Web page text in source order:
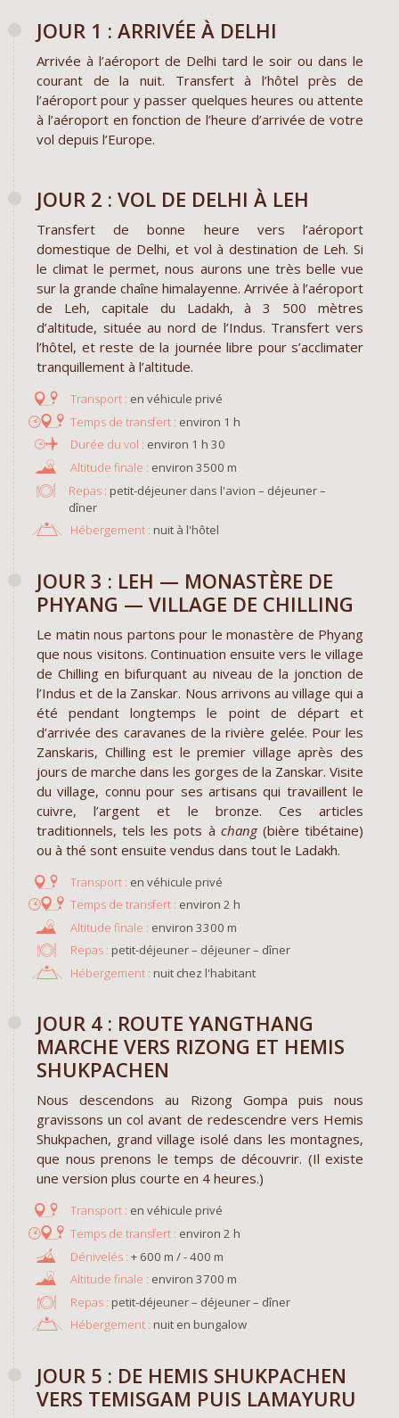
JOUR 1 : ARRIVÉE À DELHI
Arrivée à l’aéroport de Delhi tard le soir ou dans le
courant de la nuit. Transfert à l’hôtel près de
l’aéroport pour y passer quelques heures ou attente
à l’aéroport en fonction de l’heure d’arrivée de votre
vol depuis l’Europe.
JOUR 2 : VOL DE DELHI À LEH
Transfert de bonne heure vers l’aéroport
domestique de Delhi, et vol à destination de Leh. Si
le climat le permet, nous aurons une très belle vue
sur la grande chaîne himalayenne. Arrivée à l’aéroport
de Leh, capitale du Ladakh, à 3 500 mètres
d’altitude, située au nord de l’Indus. Transfert vers
l’hôtel, et reste de la journée libre pour s’acclimater
tranquillement à l’altitude.
en véhicule privé
environ 1 h
environ 1 h 30
environ 3500 m
Repas : petit-déjeuner dans l'avion – déjeuner –
dîner
Hébergement : nuit à l'hôtel
JOUR 3 : LEH — MONASTÈRE DE
PHYANG — VILLAGE DE CHILLING
Le matin nous partons pour le monastère de Phyang
que nous visitons. Continuation ensuite vers le village
de Chilling en bifurquant au niveau de la jonction de
l’Indus et de la Zanskar. Nous arrivons au village qui a
été pendant longtemps le point de départ et
d’arrivée des caravanes de la rivière gelée. Pour les
Zanskaris, Chilling est le premier village après des
jours de marche dans les gorges de la Zanskar. Visite
du village, connu pour ses artisans qui travaillent le
cuivre, l’argent et le bronze. Ces articles
traditionnels, tels les pots à chang(bière tibétaine)
ou à thé sont ensuite vendus dans tout le Ladakh.
en véhicule privé
environ 2 h
environ 3300 m
Repas : petit-déjeuner – déjeuner – dîner
Hébergement : nuit chez l'habitant
JOUR 4 : ROUTE YANGTHANG
MARCHE VERS RIZONG ET HEMIS
SHUKPACHEN
Nous descendons au Rizong Gompa puis nous
gravissons un col avant de redescendre vers Hemis
Shukpachen, grand village isolé dans les montagnes,
que nous prenons le temps de découvrir. (Il existe
une version plus courte en 4 heures.)
en véhicule privé
environ 2 h
+ 600 m / - 400 m
environ 3700 m
Repas : petit-déjeuner – déjeuner – dîner
Hébergement : nuit en bungalow
JOUR 5 : DE HEMIS SHUKPACHEN
VERS TEMISGAM PUIS LAMAYURU